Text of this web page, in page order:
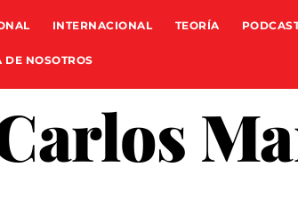
INTERNACIONAL TEORÍA
DE NOSOTROS